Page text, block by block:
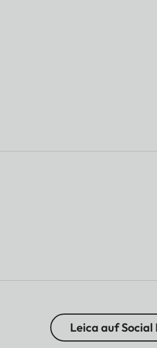
Leica auf Social